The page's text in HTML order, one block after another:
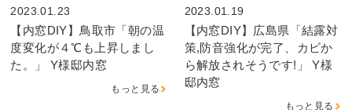
2023.01.23
【内窓DIY】鳥取市「朝の温
度変化が４℃も上昇しまし
た。」 Y様邸内窓
もっと見る
2023.01.19
【内窓DIY】広島県「結露対
策,防音強化が完了、カビか
ら解放されそうです!」 Y様
邸内窓
もっと見る